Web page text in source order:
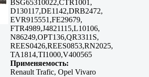
BSG65310022,CTR1001,
D130117,DE1142,DRB2472,
EVR915551,FE29679,
FTR4989,J4821115,L10106,
N86249,OPT136,QR3311S,
REES0426,REES0853,RN2025,
TA1814,TI1000,V400565
Применяемость:
Renault Trafic, Opel Vivaro